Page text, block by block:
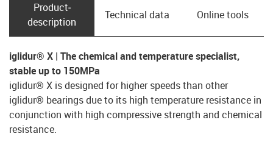
Product­
description
Technical data Online tools
iglidur® X | The chemical and temperature specialist,
stable up to 150MPa
iglidur® X is designed for higher speeds than other
iglidur® bearings due to its high temperature resistance in
conjunction with high compressive strength and chemical
resistance.